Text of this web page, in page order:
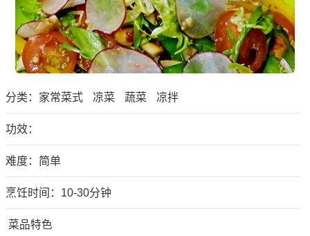
分类： 家常菜式 凉菜 蔬菜 凉拌
功效：
难度：简单
烹饪时间：10-30分钟
菜品特色